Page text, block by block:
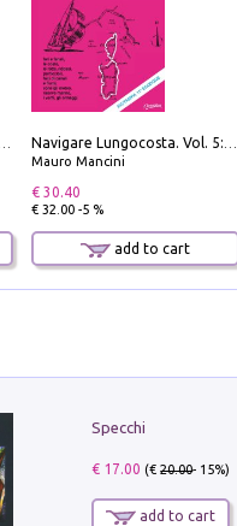
Mario Botta. Sacro e profano-Sacred and profane
Navigare Lungocosta. Vol. 5: Corsica e Sardegna
Mauro Mancini
€ 30.40
€ 32.00 -5 %
add to cart
Specchi
€ 17.00 (€20.00- 15%)
add to cart